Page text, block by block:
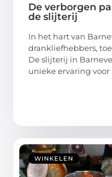
De verborgen
de slijterij
In het hart van
drankliefhebbers,
De slijterij in
unieke ervaring voor
WINKELEN